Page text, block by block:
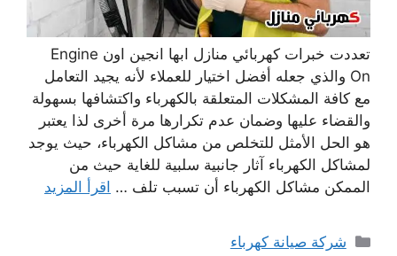
تعددت خبرات كهربائي منازل ابها انجين اون Engine
On والذي جعله أفضل اختيار للعملاء لأنه يجيد التعامل
مع كافة المشكلات المتعلقة بالكهرباء واكتشافها بسهولة
والقضاء عليها وضمان عدم تكرارها مرة أخرى لذا يعتبر
هو الحل الأمثل للتخلص من مشاكل الكهرباء، حيث يوجد
لمشاكل الكهرباء آثار جانبية سلبية للغاية حيث من
الممكن مشاكل الكهرباء أن تسبب تلف … اقرأ المزيد
التصنيفات
شركة صيانة كهرباء